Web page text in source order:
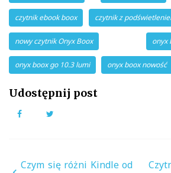
czytnik ebook boox czytnik z
nowy czytnik Onyx Boox onyx
onyx boox go 10.3 lumi onyx boox nowość
Udostępnij post
Facebook
Nawigacja
Czym się różni Kindle od